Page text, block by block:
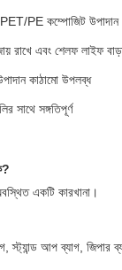
PE কম্পোজিট উপাদান
রাখে এবং শেলফ লাইফ
কাঠামো উপলব্ধ
সাথে সঙ্গতিপূর্ণ
একটি কারখানা।
স্ট্যান্ড আপ ব্যাগ, জিপার